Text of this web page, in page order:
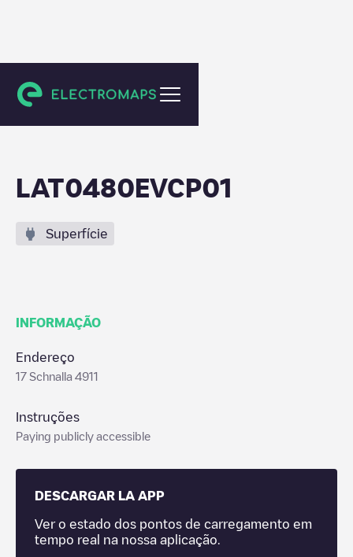
Tumeltsham
LAT0480EVCP01
Superfície
INFORMAÇÃO
Endereço
17 Schnalla 4911
Instruções
Paying publicly accessible
DESCARGAR LA APP
Ver o estado dos pontos de carregamento em
tempo real na nossa aplicação.